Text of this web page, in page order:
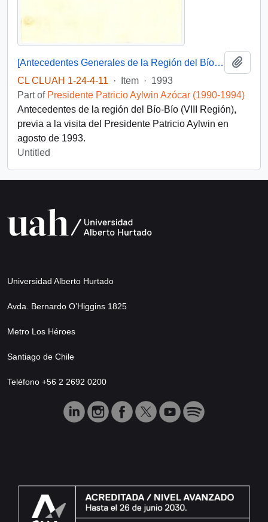
[Antecedentes Generales de la Región del Bío-Bío]
CL CLUAH 1-24-4-11
· Item · 1993
Part of Presidente Patricio Aylwin Azócar (1990-1994)
Antecedentes de la región del Bío-Bío (VIII Región),
previa a la visita del Presidente Patricio Aylwin en
agosto de 1993.
Untitled
Universidad Alberto Hurtado
Avda. Bernardo O’Higgins 1825
Metro Los Héroes
Santiago de Chile
Teléfono +56 2 2692 0200